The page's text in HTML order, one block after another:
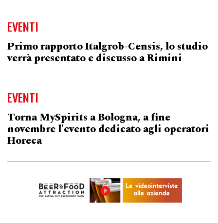
EVENTI
Primo rapporto Italgrob-Censis, lo studio
verrà presentato e discusso a Rimini
EVENTI
Torna MySpirits a Bologna, a fine
novembre l'evento dedicato agli operatori
Horeca